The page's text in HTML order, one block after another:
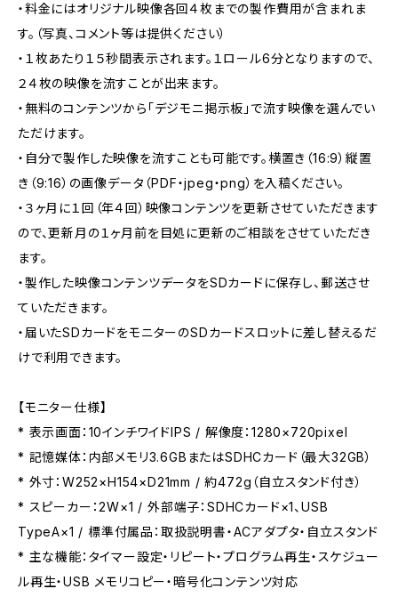
・料金にはオリジナル映像各回４枚までの製作費用が含まれま
す。（写真、コメント等は提供ください）
・１枚あたり１５秒間表示されます。１ロール6分となりますので、
２４枚の映像を流すことが出来ます。
・無料のコンテンツから「デジモニ掲示板」で流す映像を選んでい
ただけます。
・自分で製作した映像を流すことも可能です。横置き（16:9）縦置
き（9:16）の画像データ（PDF・jpeg・png）を入稿ください。
・３ヶ月に１回（年４回）映像コンテンツを更新させていただきます
ので、更新月の１ヶ月前を目処に更新のご相談をさせていただき
ます。
・製作した映像コンテンツデータをSDカードに保存し、郵送させ
ていただきます。
・届いたSDカードをモニターのSDカードスロットに差し替えるだ
けで利用できます。
【モニター仕様】
* 表示画面：10インチワイドIPS / 解像度：1280×720pixel
* 記憶媒体：内部メモリ3.6GBまたはSDHCカード（最大32GB）
* 外寸：W252×H154×D21mm / 約472g（自立スタンド付き）
* スピーカー：2W×1 / 外部端子：SDHCカード×1、USB
TypeA×1 / 標準付属品：取扱説明書・ACアダプタ・自立スタンド
* 主な機能：タイマー設定・リピート・プログラム再生・スケジュー
ル再生・USB メモリコピー・暗号化コンテンツ対応